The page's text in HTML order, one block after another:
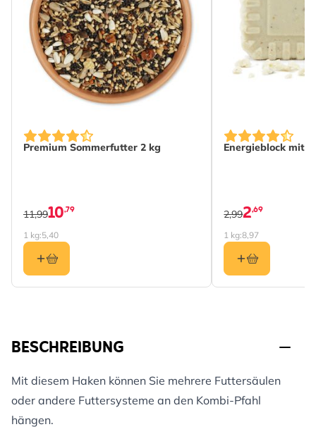
Premium Sommerfutter 2 kg
10,79
11,99
1 kg:5,40
Energieblock mit
2,69
2,99
1 kg:8,97
BESCHREIBUNG
Mit diesem Haken können Sie mehrere Futtersäulen
oder andere Futtersysteme an den Kombi-Pfahl
hängen.